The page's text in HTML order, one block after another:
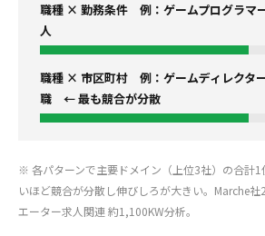
職種 × 勤務条件 例：ゲームプログラマ
人
職種 × 市区町村 例：ゲームディレクタ
職 ← 最も競合が分散
※ 各パターンで主要ドメイン（上位3社）の合計1
いほど競合が分散し伸びしろが大きい。Marche
エーター求人関連 約1,100KW分析。